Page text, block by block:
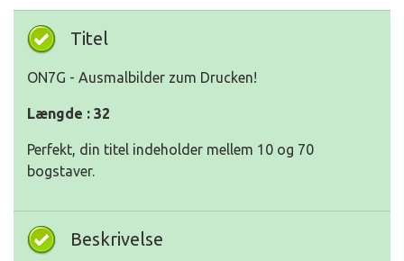
Titel
ON7G - Ausmalbilder zum Drucken!
Længde : 32
Perfekt, din titel indeholder mellem 10 og 70
bogstaver.
Beskrivelse